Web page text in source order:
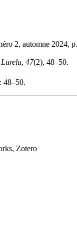
2, automne 2024,
Lurelu, 47(2), 48–50.
48–50.
Zotero